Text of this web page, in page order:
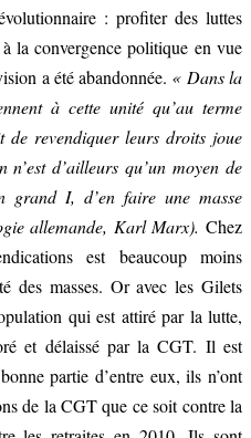
: profiter des luttes
la convergence politique en vue
a été abandonnée. « Dans la
à cette unité qu’au terme
de revendiquer leurs droits joue
d’ailleurs qu’un moyen de
I, d’en faire une masse
allemande, Karl Marx). Chez
est beaucoup moins
des masses. Or avec les Gilets
qui est attiré par la lutte,
et délaissé par la CGT. Il est
partie d’entre eux, ils n’ont
de la CGT que ce soit contre la